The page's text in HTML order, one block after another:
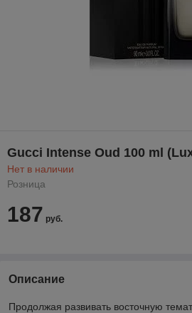
Gucci Intense Oud 100 ml
Нет в наличии
Розница
187 руб.
Описание
Продолжая развивать восточную